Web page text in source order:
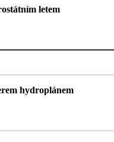
letem
hydroplánem